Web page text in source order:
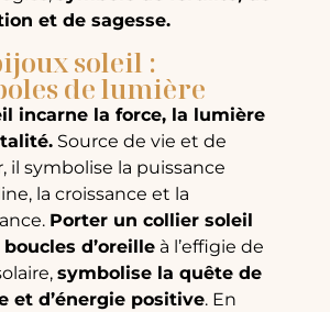
et de sagesse.
soleil :
de lumière
incarne la force, la lumière
Source de vie et de
il symbolise la puissance
la croissance et la
Porter un collier soleil
d’oreille à l’effigie de
symbolise la quête de
et d’énergie positive. En